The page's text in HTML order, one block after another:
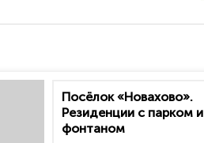
Посёлок «Новахово».
Резиденции с парком и
фонтаном